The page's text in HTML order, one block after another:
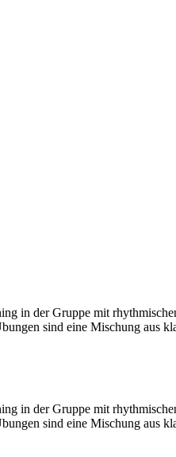
in der Gruppe mit
sind eine Mischung aus
in der Gruppe mit
sind eine Mischung aus